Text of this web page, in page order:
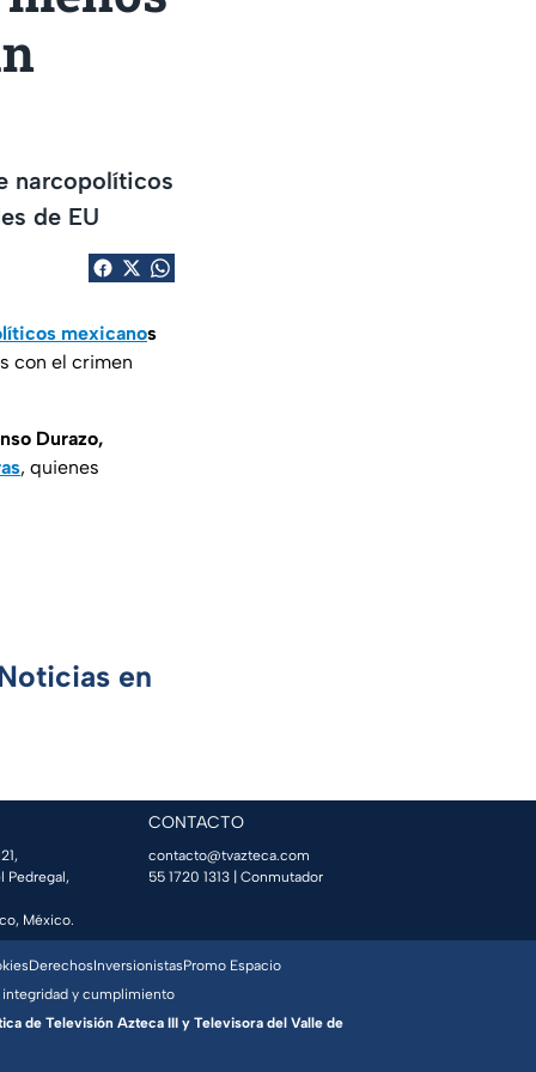
narcopolíticos
de EU
mexicanos
con el crimen
Durazo,
, quienes
en
Pedregal,
México.
CONTACTO
contacto@tvazteca.com
55 1720 1313 | Conmutador
DerechosInversionistasPromo Espacio
integridad y cumplimiento
de Televisión Azteca III y Televisora del Valle de